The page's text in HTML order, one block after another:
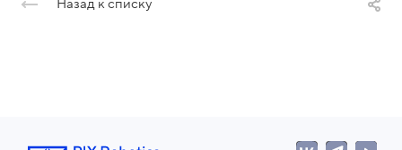
Назад к списку